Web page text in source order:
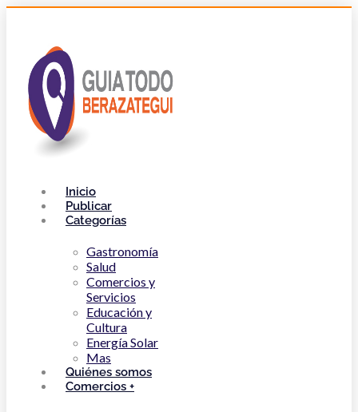
Inicio
Publicar
Categorías
Gastronomía
Salud
Comercios y
Servicios
Educación y
Cultura
Energía Solar
Mas
Quiénes somos
Comercios +